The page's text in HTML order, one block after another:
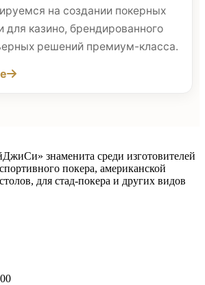
на создании покерных
для казино, брендированного
решений премиум-класса.
знаменита среди изготовителей
покера, американской
для стад-покера и других видов